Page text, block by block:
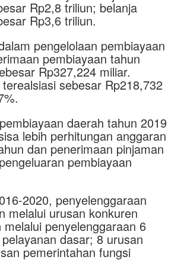
Rp2,8 triliun; belanja
Rp3,6 triliun.
pengelolaan pembiayaan
pembiayaan tahun
Rp327,224 miliar.
sebesar Rp218,732
daerah tahun 2019
lebih perhitungan anggaran
dan penerimaan pinjaman
pembiayaan
2020, penyelenggaraan
melalui urusan konkuren
melalui penyelenggaraan 6
dasar; 8 urusan
pemerintahan fungsi